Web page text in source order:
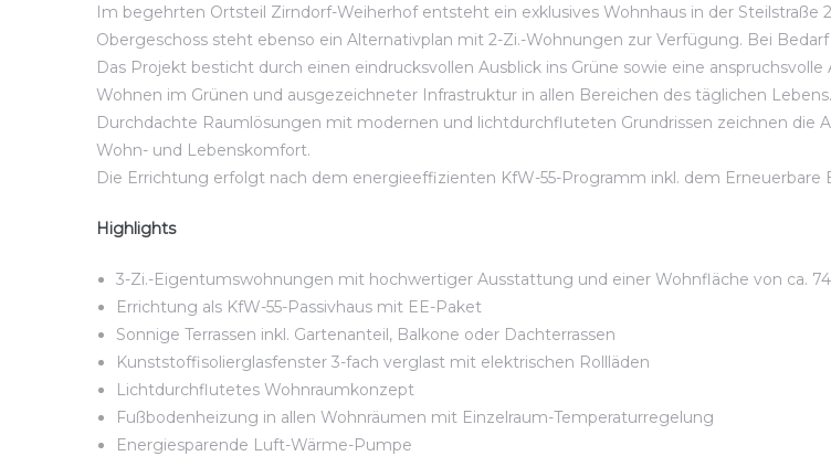
Im begehrten Ortsteil Zirndorf-Weiherhof entsteht ein exklusives Wohnhaus in der
Obergeschoss steht ebenso ein Alternativplan mit 2-Zi.-Wohnungen zur Verfügung. Bei
Das Projekt besticht durch einen eindrucksvollen Ausblick ins Grüne sowie eine
Wohnen im Grünen und ausgezeichneter Infrastruktur in allen Bereichen des täglichen Lebens.
Durchdachte Raumlösungen mit modernen und lichtdurchfluteten Grundrissen zeichnen die
Wohn- und Lebenskomfort.
Die Errichtung erfolgt nach dem energieeffizienten KfW-55-Programm inkl. dem Erneuerbare
Highlights
3-Zi.-Eigentumswohnungen mit hochwertiger Ausstattung und einer Wohnfläche von ca. 74
Errichtung als KfW-55-Passivhaus mit EE-Paket
Sonnige Terrassen inkl. Gartenanteil, Balkone oder Dachterrassen
Kunststoffisolierglasfenster 3-fach verglast mit elektrischen Rollläden
Lichtdurchflutetes Wohnraumkonzept
Fußbodenheizung in allen Wohnräumen mit Einzelraum-Temperaturregelung
Energiesparende Luft-Wärme-Pumpe